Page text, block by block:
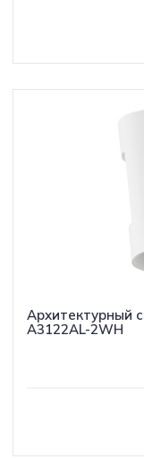
Архитектурный
A3122AL-2WH